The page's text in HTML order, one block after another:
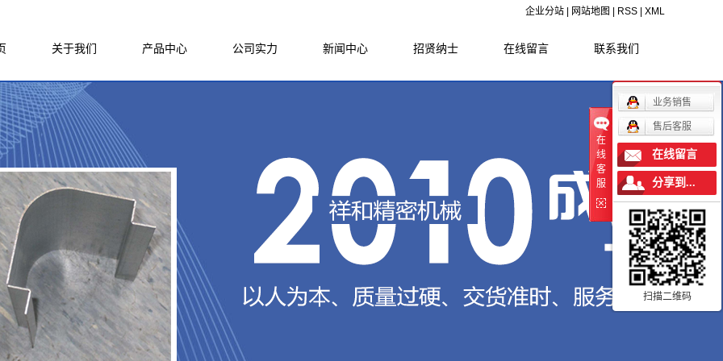
企业分站 网站地图 RSS XML
关于我们
公司简介
企业文化
荣誉资质
联系我们
产品中心
激光切割件
非标成套架体
合作案例
公司实力
厂房厂貌
新闻中心
公司新闻
招贤纳士 在线留言 联系我们
在
线
客
服
业务销售
售后客服
在线留言
分享到...
扫描二维码